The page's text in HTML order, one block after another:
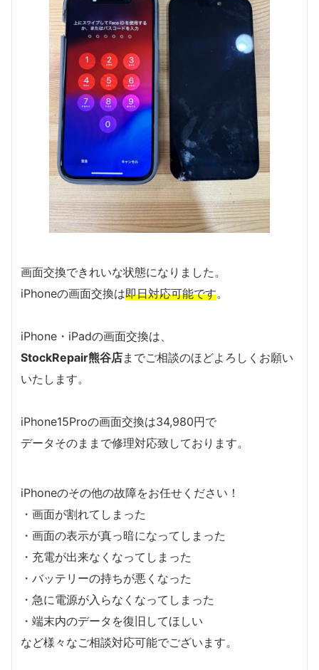
画面交換できれいな状態になりました。
iPhoneの画面交換は即日対応可能です。
iPhone・iPadの画面交換は、
StockRepair熊谷店までご相談のほどよろしくお願い
いたします。
iPhone15Proの画面交換は34,980円で
データそのままで修理対応致しております。
iPhoneのその他の故障をお任せください！
・画面が割れてしまった
・画面の表示が真っ暗になってしまった
・充電が出来なくなってしまった
・バッテリーの持ちが悪くなった
・急に電源が入らなくなってしまった
・端末内のデータを復旧してほしい
など様々なご相談対応可能でございます。